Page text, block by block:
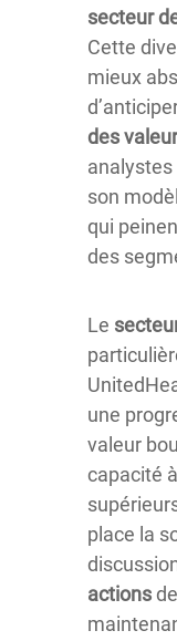
secteur
Cette
mieux
des
son
qui
des
Le
une
valeur
capacité
place la
actions